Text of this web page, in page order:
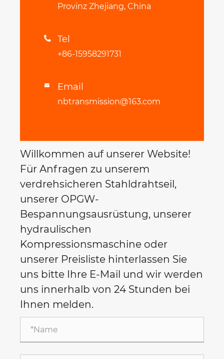
Provinz Zhejiang, China
 Tel
+86-15958291731
 Email
nbtransmission@163.com
Willkommen auf unserer Website!
Für Anfragen zu unserem
verdrehsicheren Stahldrahtseil,
unserer OPGW-
Bespannungsausrüstung, unserer
hydraulischen
Kompressionsmaschine oder
unserer Preisliste hinterlassen Sie
uns bitte Ihre E-Mail und wir werden
uns innerhalb von 24 Stunden bei
Ihnen melden.